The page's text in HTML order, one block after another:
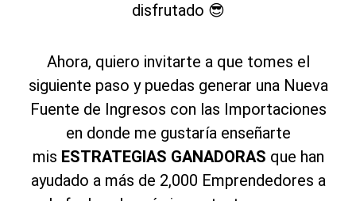
disfrutado 😎
Ahora, quiero invitarte a que tomes el
siguiente paso y puedas generar una Nueva
Fuente de Ingresos con las Importaciones
en donde me gustaría enseñarte
mis ESTRATEGIAS GANADORAS que han
ayudado a más de 2,000 Emprendedores a